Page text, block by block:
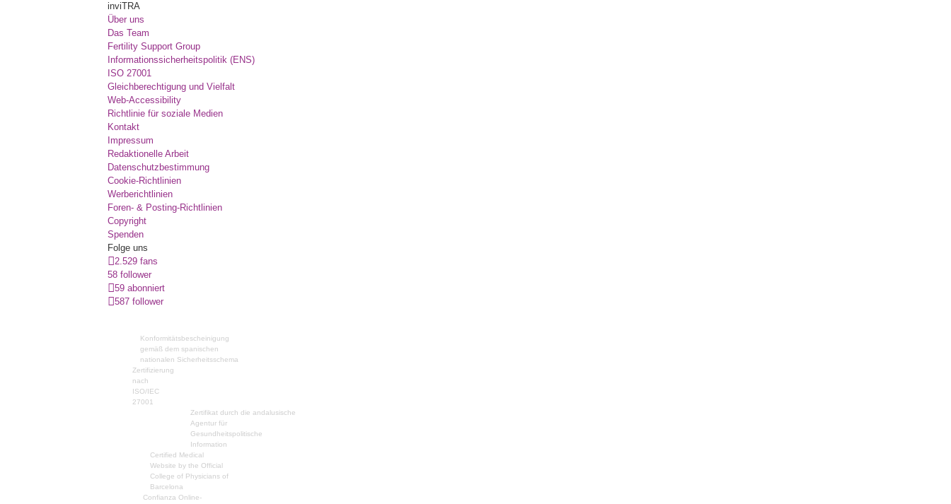
inviTRA
Über uns
Das Team
Fertility Support Group
Informationssicherheitspolitik (ENS)
ISO 27001
Gleichberechtigung und Vielfalt
Web-Accessibility
Richtlinie für soziale Medien
Kontakt
Impressum
Redaktionelle Arbeit
Datenschutzbestimmung
Cookie-Richtlinien
Werberichtlinien
Foren- & Posting-Richtlinien
Copyright
Spenden
Folge uns
2.529 fans
58 follower
59 abonniert
587 follower
Konformitätsbescheinigung
gemäß dem spanischen
nationalen Sicherheitsschema
Zertifizierung
nach
ISO/IEC
27001
Zertifikat durch die andalusische
Agentur für
Gesundheitspolitische
Information
Certified Medical
Website by the Official
College of Physicians of
Barcelona
Confianza Online-